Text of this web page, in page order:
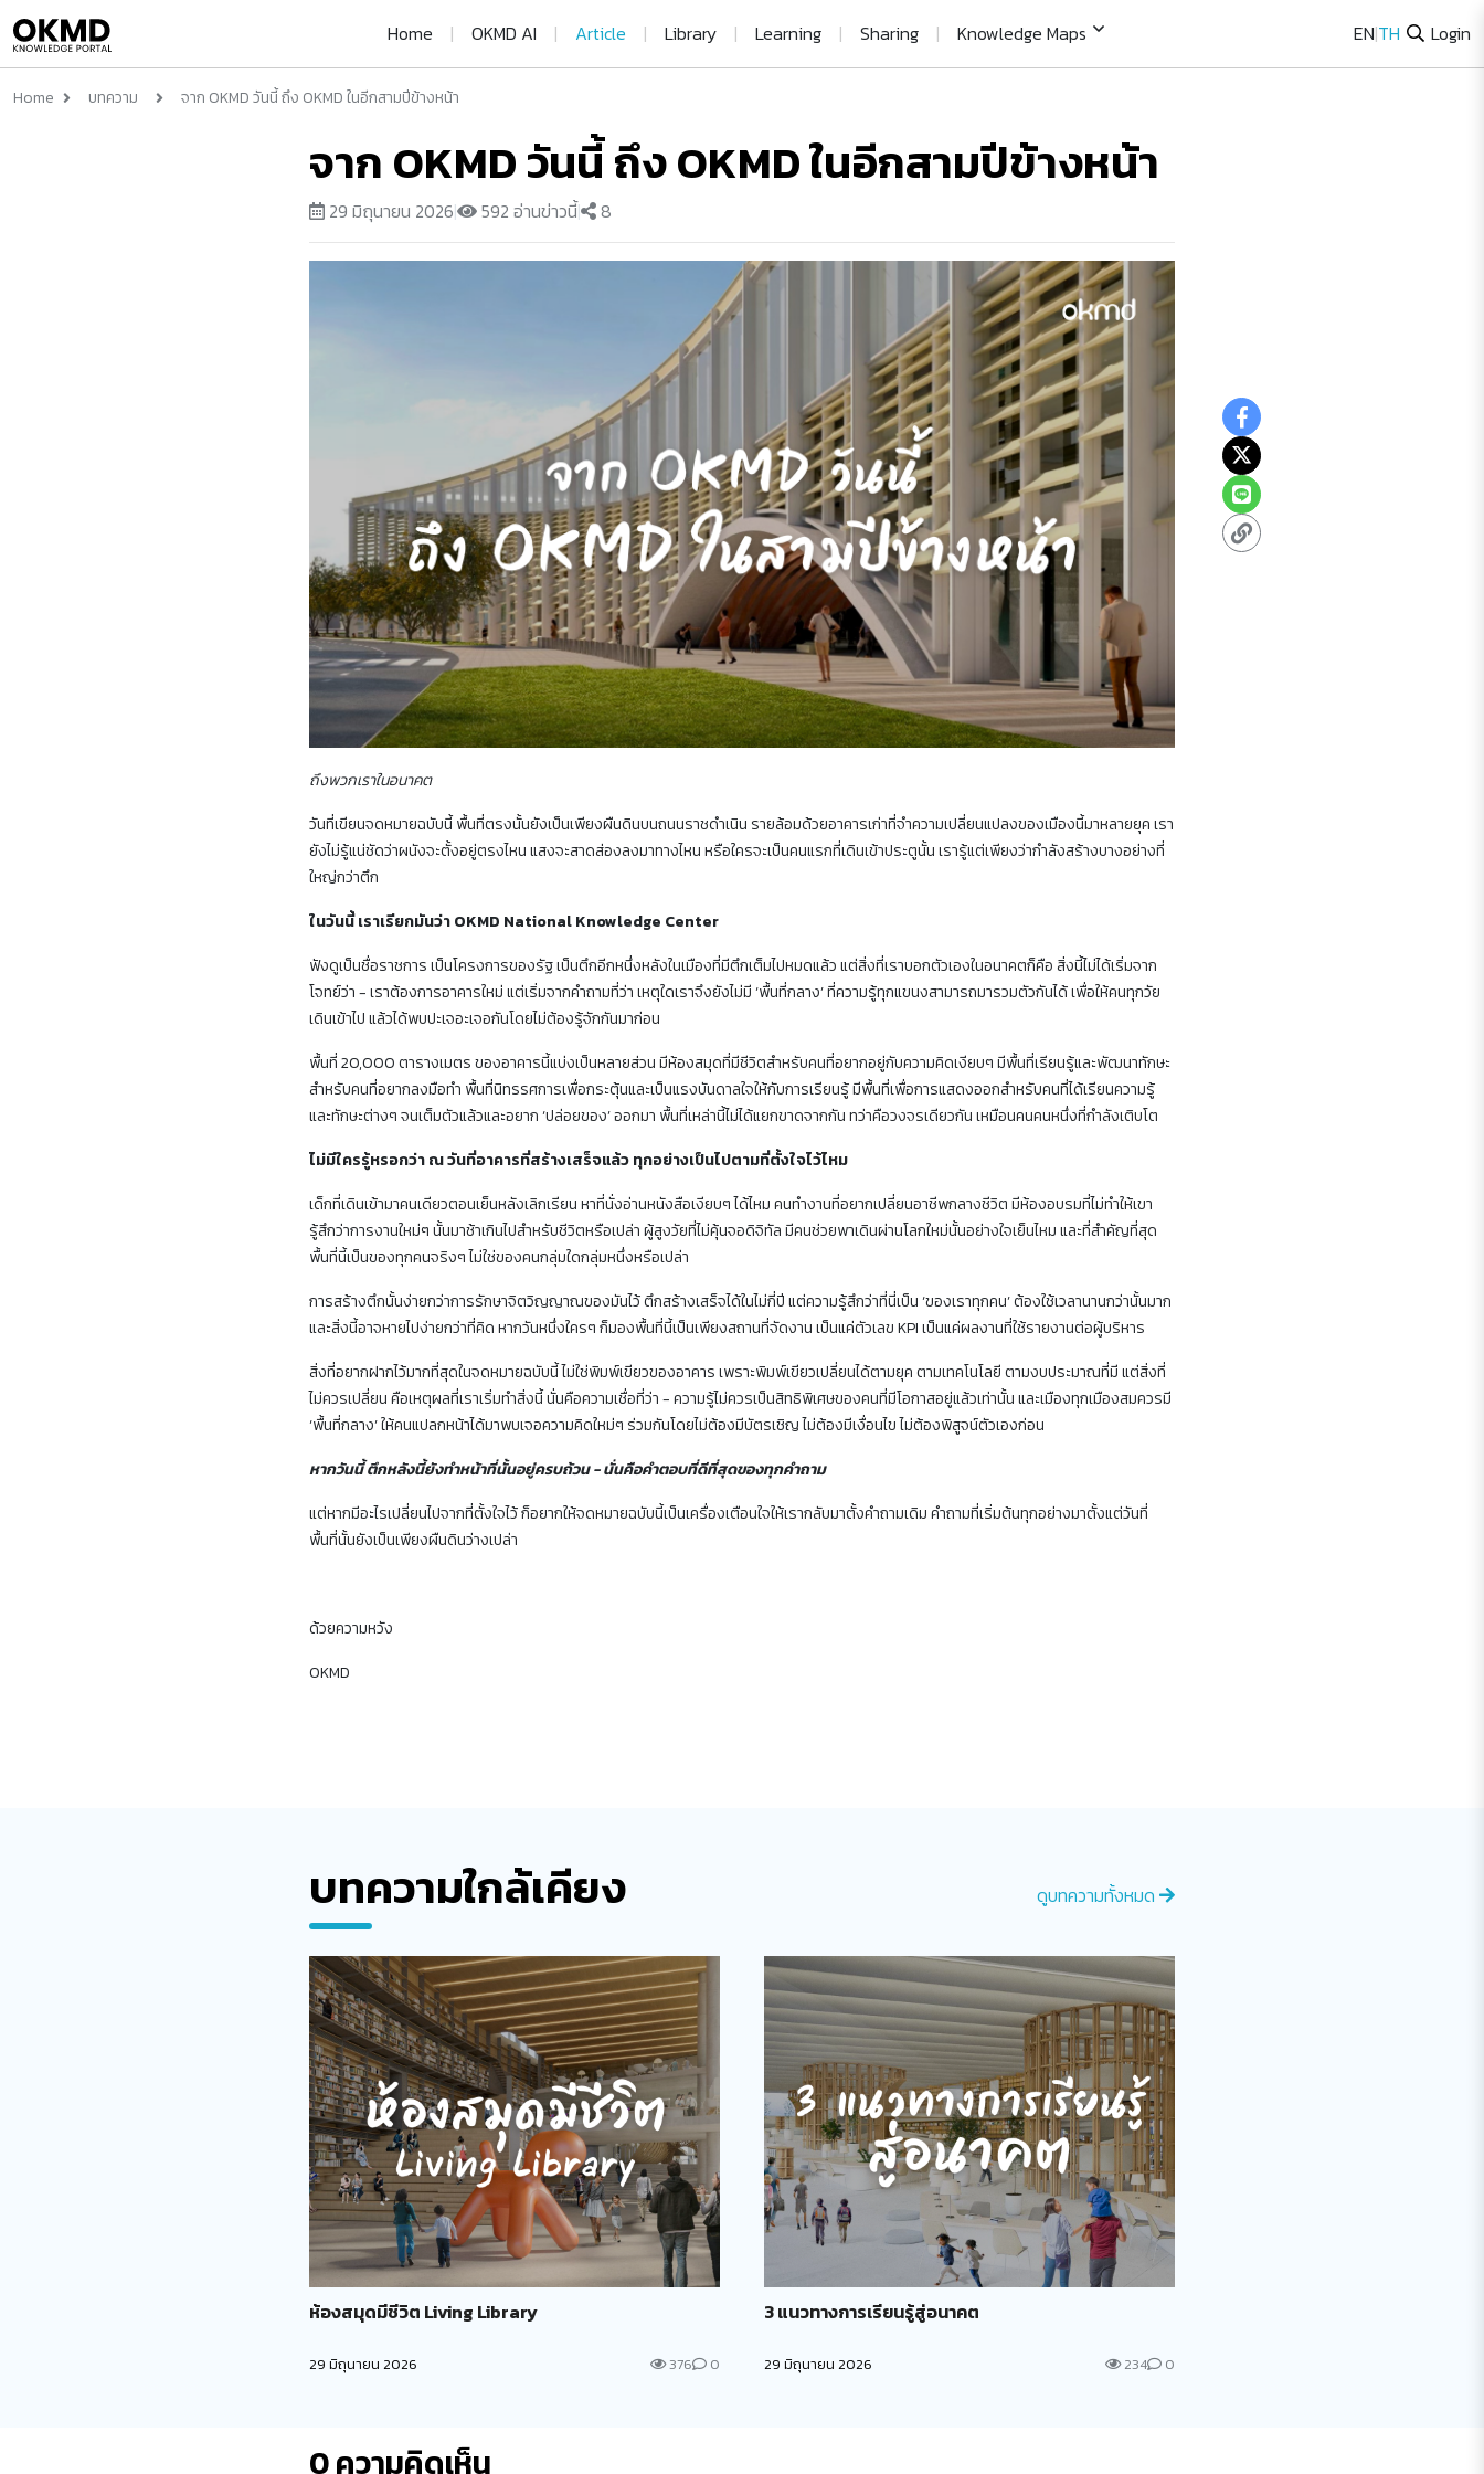
Home | OKMD AI | Article | Library | Learning | Sharing | Knowledge Maps EN|TH Login
Home บทความ จาก OKMD วันนี้ ถึง OKMD ในอีกสามปีข้างหน้า
จาก OKMD วันนี้ ถึง OKMD ในอีกสามปีข้างหน้า
29 มิถุนายน 2026| 592 อ่านข่าวนี้| 8
ถึงพวกเราในอนาคต
วันที่เขียนจดหมายฉบับนี้ พื้นที่ตรงนั้นยังเป็นเพียงผืนดินบนถนนราชดำเนิน รายล้อมด้วยอาคารเก่าที่จำความเปลี่ยนแปลงของเมืองนี้มาหลายยุค เรา
ยังไม่รู้แน่ชัดว่าผนังจะตั้งอยู่ตรงไหน แสงจะสาดส่องลงมาทางไหน หรือใครจะเป็นคนแรกที่เดินเข้าประตูนั้น เรารู้แต่เพียงว่ากำลังสร้างบางอย่างที่
ใหญ่กว่าตึก
ในวันนี้ เราเรียกมันว่า OKMD National Knowledge Center
ฟังดูเป็นชื่อราชการ เป็นโครงการของรัฐ เป็นตึกอีกหนึ่งหลังในเมืองที่มีตึกเต็มไปหมดแล้ว แต่สิ่งที่เราบอกตัวเองในอนาคตก็คือ สิ่งนี้ไม่ได้เริ่มจาก
โจทย์ว่า - เราต้องการอาคารใหม่ แต่เริ่มจากคำถามที่ว่า เหตุใดเราจึงยังไม่มี ‘พื้นที่กลาง’ ที่ความรู้ทุกแขนงสามารถมารวมตัวกันได้ เพื่อให้คนทุกวัย
เดินเข้าไป แล้วได้พบปะเจอะเจอกันโดยไม่ต้องรู้จักกันมาก่อน
พื้นที่ 20,000 ตารางเมตร ของอาคารนี้แบ่งเป็นหลายส่วน มีห้องสมุดที่มีชีวิตสำหรับคนที่อยากอยู่กับความคิดเงียบๆ มีพื้นที่เรียนรู้และพัฒนาทักษะ
สำหรับคนที่อยากลงมือทำ พื้นที่นิทรรศการเพื่อกระตุ้นและเป็นแรงบันดาลใจให้กับการเรียนรู้ มีพื้นที่เพื่อการแสดงออกสำหรับคนที่ได้เรียนความรู้
และทักษะต่างๆ จนเต็มตัวแล้วและอยาก ‘ปล่อยของ’ ออกมา พื้นที่เหล่านี้ไม่ได้แยกขาดจากกัน ทว่าคือวงจรเดียวกัน เหมือนคนคนหนึ่งที่กำลังเติบโต
ไม่มีใครรู้หรอกว่า ณ วันที่อาคารที่สร้างเสร็จแล้ว ทุกอย่างเป็นไปตามที่ตั้งใจไว้ไหม
เด็กที่เดินเข้ามาคนเดียวตอนเย็นหลังเลิกเรียน หาที่นั่งอ่านหนังสือเงียบๆ ได้ไหม คนทำงานที่อยากเปลี่ยนอาชีพกลางชีวิต มีห้องอบรมที่ไม่ทำให้เขา
รู้สึกว่าการงานใหม่ๆ นั้นมาช้าเกินไปสำหรับชีวิตหรือเปล่า ผู้สูงวัยที่ไม่คุ้นจอดิจิทัล มีคนช่วยพาเดินผ่านโลกใหม่นั้นอย่างใจเย็นไหม และที่สำคัญที่สุด
พื้นที่นี้เป็นของทุกคนจริงๆ ไม่ใช่ของคนกลุ่มใดกลุ่มหนึ่งหรือเปล่า
การสร้างตึกนั้นง่ายกว่าการรักษาจิตวิญญาณของมันไว้ ตึกสร้างเสร็จได้ในไม่กี่ปี แต่ความรู้สึกว่าที่นี่เป็น ‘ของเราทุกคน’ ต้องใช้เวลานานกว่านั้นมาก
และสิ่งนี้อาจหายไปง่ายกว่าที่คิด หากวันหนึ่งใครๆ ก็มองพื้นที่นี้เป็นเพียงสถานที่จัดงาน เป็นแค่ตัวเลข KPI เป็นแค่ผลงานที่ใช้รายงานต่อผู้บริหาร
สิ่งที่อยากฝากไว้มากที่สุดในจดหมายฉบับนี้ ไม่ใช่พิมพ์เขียวของอาคาร เพราะพิมพ์เขียวเปลี่ยนได้ตามยุค ตามเทคโนโลยี ตามงบประมาณที่มี แต่สิ่งที่
ไม่ควรเปลี่ยน คือเหตุผลที่เราเริ่มทำสิ่งนี้ นั่นคือความเชื่อที่ว่า - ความรู้ไม่ควรเป็นสิทธิพิเศษของคนที่มีโอกาสอยู่แล้วเท่านั้น และเมืองทุกเมืองสมควรมี
‘พื้นที่กลาง’ ให้คนแปลกหน้าได้มาพบเจอความคิดใหม่ๆ ร่วมกันโดยไม่ต้องมีบัตรเชิญ ไม่ต้องมีเงื่อนไข ไม่ต้องพิสูจน์ตัวเองก่อน
หากวันนี้ ตึกหลังนี้ยังทำหน้าที่นั้นอยู่ครบถ้วน - นั่นคือคำตอบที่ดีที่สุดของทุกคำถาม
แต่หากมีอะไรเปลี่ยนไปจากที่ตั้งใจไว้ ก็อยากให้จดหมายฉบับนี้เป็นเครื่องเตือนใจให้เรากลับมาตั้งคำถามเดิม คำถามที่เริ่มต้นทุกอย่างมาตั้งแต่วันที่
พื้นที่นั้นยังเป็นเพียงผืนดินว่างเปล่า
ด้วยความหวัง
OKMD
บทความใกล้เคียง ดูบทความทั้งหมด
ห้องสมุดมีชีวิต Living Library
29 มิถุนายน 2026 376 0
3 แนวทางการเรียนรู้สู่อนาคต
29 มิถุนายน 2026 234 0
0ความคิดเห็น